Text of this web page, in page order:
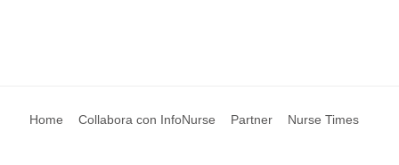
Home Collabora con InfoNurse Partner Nurse Times